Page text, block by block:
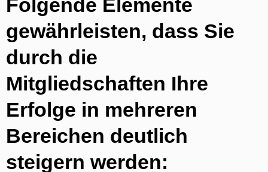
gewährleisten, dass Sie
durch die
Mitgliedschaften Ihre
Erfolge in mehreren
Bereichen deutlich
steigern werden: